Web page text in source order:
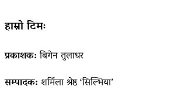
हाम्रो टिमः
प्रकाशक:बिगेन तुलाधर
सम्पादक: शर्मिला श्रेष्ठ ‘सिल्भिया’